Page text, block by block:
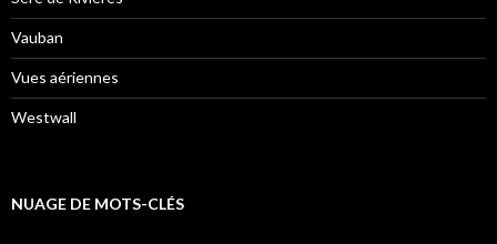
Vauban
Vues aériennes
Westwall
NUAGE DE MOTS-CLÉS